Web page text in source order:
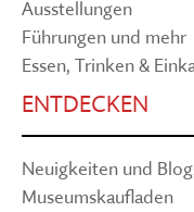
Ausstellungen
Führungen und mehr
Essen, Trinken &
ENTDECKEN
Neuigkeiten und
Museumskaufladen